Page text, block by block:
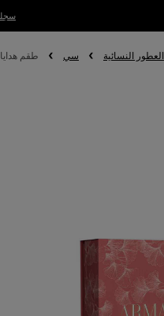
العطور النسائية سي
طقم